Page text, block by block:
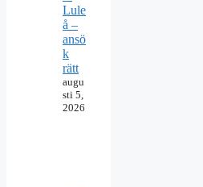
Lule
å –
ansö
k
rätt
augu
sti 5,
2026